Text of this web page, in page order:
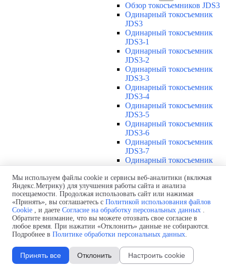
Обзор токосъемников JDS3
Одинарный токосъемник
JDS3
Одинарный токосъемник
JDS3-1
Одинарный токосъемник
JDS3-2
Одинарный токосъемник
JDS3-3
Одинарный токосъемник
JDS3-4
Одинарный токосъемник
JDS3-5
Одинарный токосъемник
JDS3-6
Одинарный токосъемник
JDS3-7
Одинарный токосъемник
Одинарный токосъемник
JDS3-9
Одинарный токосъемник
JDS3-10
Одинарный токосъемник
JDS3-11
Одинарный токосъемник
Соединения U12
Защитная оболочка для
Мы используем файлы cookie и сервисы веб-аналитики (включая
Яндекс.Метрику) для улучшения работы сайта и анализа
посещаемости. Продолжая использовать сайт или нажимая
«Принять», вы соглашаетесь с Политикой использования файлов
Cookie , и даете Согласие на обработку персональных данных .
Обратите внимание, что вы можете отозвать свое согласие в
любое время. При нажатии «Отклонить» данные не собираются.
Подробнее в Политике обработки персональных данных.
Принять все Отклонить Настроить cookie